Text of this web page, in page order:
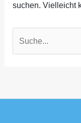
suchen. Vielleicht